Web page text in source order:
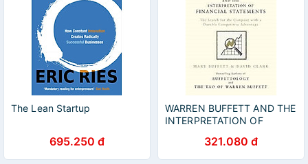
The Lean Startup
695.250 đ
WARREN BUFFETT AND THE
INTERPRETATION OF
321.080 đ